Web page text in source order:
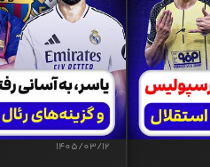
1405/03/12